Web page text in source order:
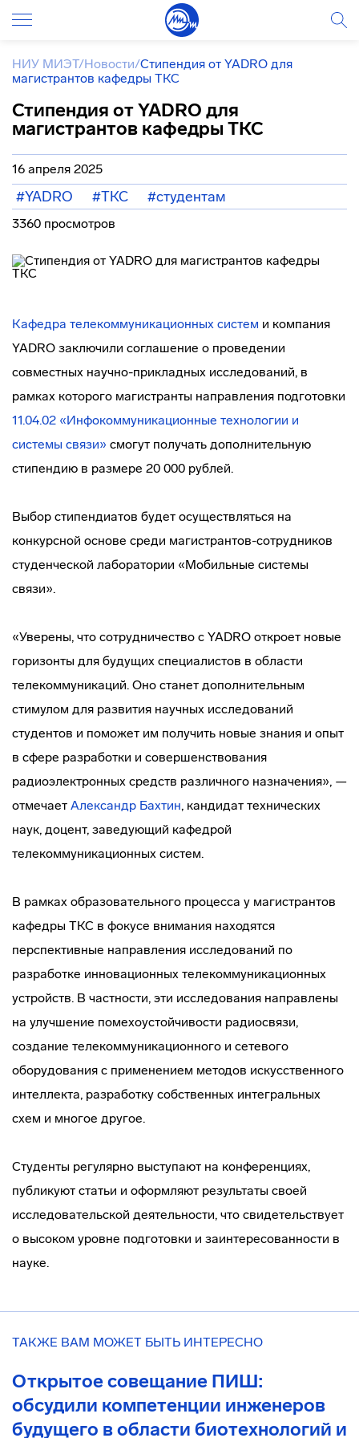
НИУ МИЭТ/Новости/Стипендия от YADRO для
магистрантов кафедры ТКС
Стипендия от YADRO для
магистрантов кафедры ТКС
16 апреля 2025
#YADRO #ТКС #студентам
3360 просмотров
Кафедра телекоммуникационных систем и компания
YADRO заключили соглашение о проведении
совместных научно-прикладных исследований, в
рамках которого магистранты направления подготовки
11.04.02 «Инфокоммуникационные технологии и
системы связи» смогут получать дополнительную
стипендию в размере 20 000 рублей.
Выбор стипендиатов будет осуществляться на
конкурсной основе среди магистрантов-сотрудников
студенческой лаборатории «Мобильные системы
связи».
«Уверены, что сотрудничество с YADRO откроет новые
горизонты для будущих специалистов в области
телекоммуникаций. Оно станет дополнительным
стимулом для развития научных исследований
студентов и поможет им получить новые знания и опыт
в сфере разработки и совершенствования
радиоэлектронных средств различного назначения», —
отмечает Александр Бахтин, кандидат технических
наук, доцент, заведующий кафедрой
телекоммуникационных систем.
В рамках образовательного процесса у магистрантов
кафедры ТКС в фокусе внимания находятся
перспективные направления исследований по
разработке инновационных телекоммуникационных
устройств. В частности, эти исследования направлены
на улучшение помехоустойчивости радиосвязи,
создание телекоммуникационного и сетевого
оборудования с применением методов искусственного
интеллекта, разработку собственных интегральных
схем и многое другое.
Студенты регулярно выступают на конференциях,
публикуют статьи и оформляют результаты своей
исследовательской деятельности, что свидетельствует
о высоком уровне подготовки и заинтересованности в
науке.
ТАКЖЕ ВАМ МОЖЕТ БЫТЬ ИНТЕРЕСНО
Открытое совещание ПИШ:
обсудили компетенции инженеров
будущего в области биотехнологий и